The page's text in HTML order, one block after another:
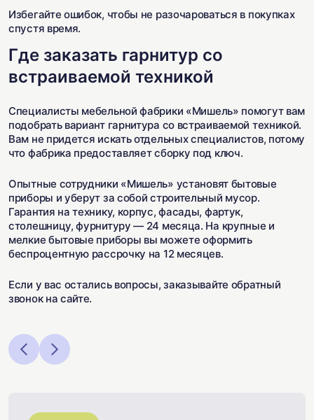
Избегайте ошибок, чтобы не разочароваться в покупках
спустя время.
Где заказать гарнитур со
встраиваемой техникой
Специалисты мебельной фабрики «Мишель» помогут вам
подобрать вариант гарнитура со встраиваемой техникой.
Вам не придется искать отдельных специалистов, потому
что фабрика предоставляет сборку под ключ.
Опытные сотрудники «Мишель» установят бытовые
приборы и уберут за собой строительный мусор.
Гарантия на технику, корпус, фасады, фартук,
столешницу, фурнитуру — 24 месяца. На крупные и
мелкие бытовые приборы вы можете оформить
беспроцентную рассрочку на 12 месяцев.
Если у вас остались вопросы, заказывайте обратный
звонок на сайте.